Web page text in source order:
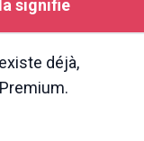
signifie
déjà,